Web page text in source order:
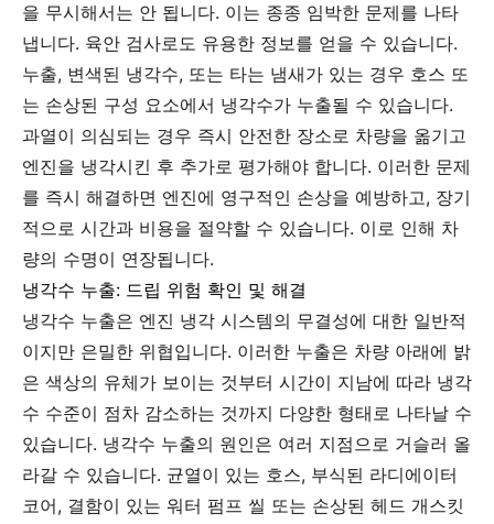
을 무시해서는 안 됩니다. 이는 종종 임박한 문제를 나타
냅니다. 육안 검사로도 유용한 정보를 얻을 수 있습니다.
누출, 변색된 냉각수, 또는 타는 냄새가 있는 경우 호스 또
는 손상된 구성 요소에서 냉각수가 누출될 수 있습니다.
과열이 의심되는 경우 즉시 안전한 장소로 차량을 옮기고
엔진을 냉각시킨 후 추가로 평가해야 합니다. 이러한 문제
를 즉시 해결하면 엔진에 영구적인 손상을 예방하고, 장기
적으로 시간과 비용을 절약할 수 있습니다. 이로 인해 차
량의 수명이 연장됩니다.
냉각수 누출: 드립 위험 확인 및 해결
냉각수 누출은 엔진 냉각 시스템의 무결성에 대한 일반적
이지만 은밀한 위협입니다. 이러한 누출은 차량 아래에 밝
은 색상의 유체가 보이는 것부터 시간이 지남에 따라 냉각
수 수준이 점차 감소하는 것까지 다양한 형태로 나타날 수
있습니다. 냉각수 누출의 원인은 여러 지점으로 거슬러 올
라갈 수 있습니다. 균열이 있는 호스, 부식된 라디에이터
코어, 결함이 있는 워터 펌프 씰 또는 손상된 헤드 개스킷